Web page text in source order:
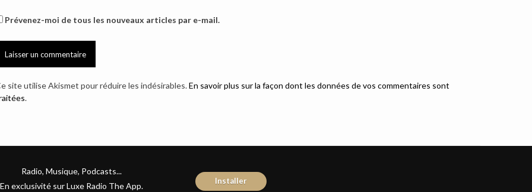
Prévenez-moi de tous les nouveaux articles par e-mail.
site utilise Akismet pour réduire les indésirables.En savoir plus sur la façon dont les données de vos commentaires sont
.
Radio, Musique, Podcasts...
En exclusivité sur Luxe Radio The App.
Installer